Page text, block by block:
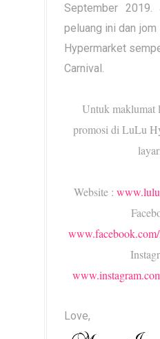
September 2019.
peluang ini dan
Hypermarket
Carnival.
Untuk maklumat
promosi di LuLu
Website :
Love,